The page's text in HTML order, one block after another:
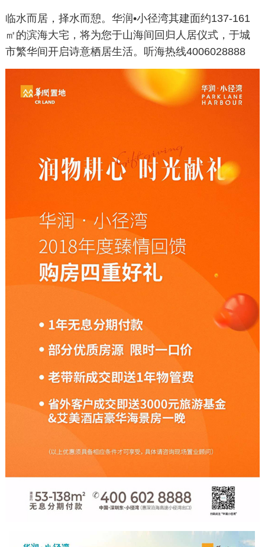
临水而居，择水而憩。华润•小径湾其建面约137-161
㎡的滨海大宅，将为您于山海间回归人居仪式，于城
市繁华间开启诗意栖居生活。听海热线4006028888